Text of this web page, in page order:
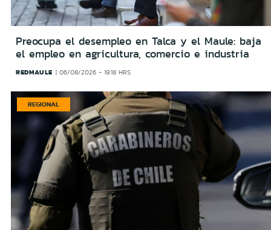
Preocupa el desempleo en Talca y el Maule: baja
el empleo en agricultura, comercio e industria
REDMAULE 06/08/2026 - 19:18 HRS
REGIONAL